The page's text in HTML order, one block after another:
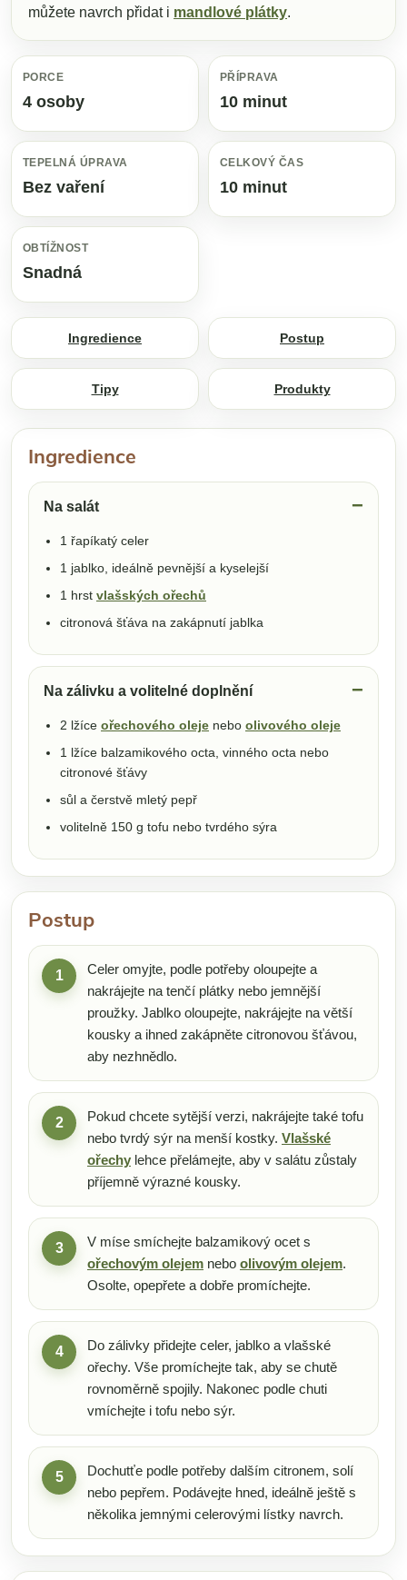
můžete navrch přidat i mandlové plátky.
PORCE
4 osoby
PŘÍPRAVA
10 minut
TEPELNÁ ÚPRAVA
Bez vaření
CELKOVÝ ČAS
10 minut
OBTÍŽNOST
Snadná
Ingredience Postup
Tipy Produkty
Ingredience
Na salát
1 řapíkatý celer
1 jablko, ideálně pevnější a kyselejší
1 hrst vlašských ořechů
citronová šťáva na zakápnutí jablka
Na zálivku a volitelné doplnění
2 lžíce ořechového oleje nebo olivového oleje
1 lžíce balzamikového octa, vinného octa nebo
citronové šťávy
sůl a čerstvě mletý pepř
volitelně 150 g tofu nebo tvrdého sýra
Postup
1
Celer omyjte, podle potřeby oloupejte a
nakrájejte na tenčí plátky nebo jemnější
proužky. Jablko oloupejte, nakrájejte na větší
kousky a ihned zakápněte citronovou šťávou,
aby nezhnědlo.
2
Pokud chcete sytější verzi, nakrájejte také tofu
nebo tvrdý sýr na menší kostky. Vlašské
ořechy lehce přelámejte, aby v salátu zůstaly
příjemně výrazné kousky.
3
V míse smíchejte balzamikový ocet s
ořechovým olejem nebo olivovým olejem.
Osolte, opepřete a dobře promíchejte.
4
Do zálivky přidejte celer, jablko a vlašské
ořechy. Vše promíchejte tak, aby se chutě
rovnoměrně spojily. Nakonec podle chuti
vmíchejte i tofu nebo sýr.
5
Dochutťe podle potřeby dalším citronem, solí
nebo pepřem. Podávejte hned, ideálně ještě s
několika jemnými celerovými lístky navrch.